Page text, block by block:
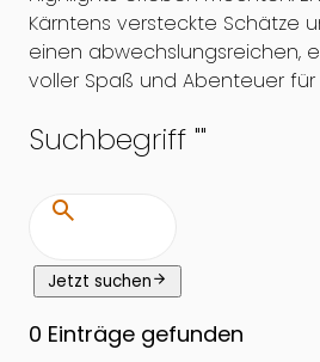
Kärntens versteckte Schätze
einen abwechslungsreichen,
voller Spaß und Abenteuer für
Suchbegriff ""
search
Jetzt suchenarrow_forward
0 Einträge gefunden